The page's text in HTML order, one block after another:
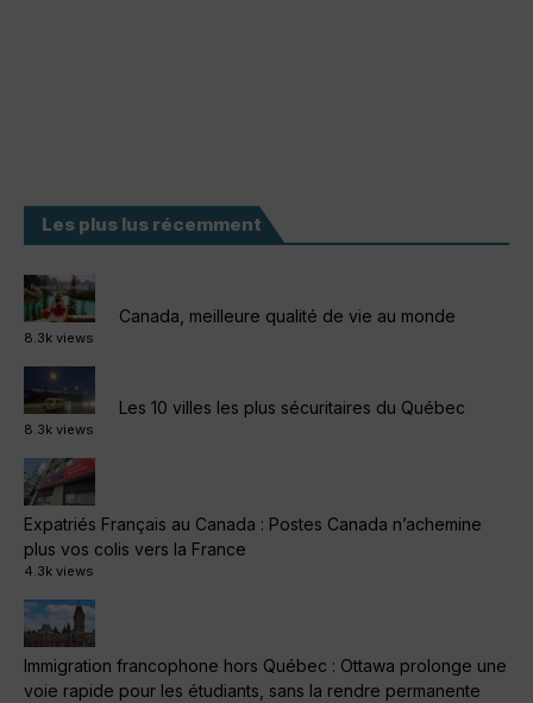
Les plus lus récemment
Canada, meilleure qualité de vie au monde
8.3k views
Les 10 villes les plus sécuritaires du Québec
8.3k views
Expatriés Français au Canada : Postes Canada n’achemine
plus vos colis vers la France
4.3k views
Immigration francophone hors Québec : Ottawa prolonge une
voie rapide pour les étudiants, sans la rendre permanente